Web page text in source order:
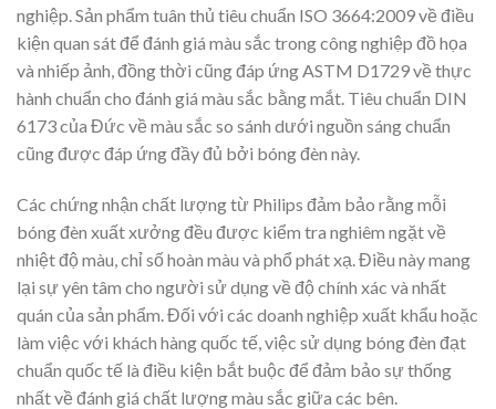
nghiệp. Sản phẩm tuân thủ tiêu chuẩn ISO 3664:2009 về điều
kiện quan sát để đánh giá màu sắc trong công nghiệp đồ họa
và nhiếp ảnh, đồng thời cũng đáp ứng ASTM D1729 về thực
hành chuẩn cho đánh giá màu sắc bằng mắt. Tiêu chuẩn DIN
6173 của Đức về màu sắc so sánh dưới nguồn sáng chuẩn
cũng được đáp ứng đầy đủ bởi bóng đèn này.
Các chứng nhận chất lượng từ Philips đảm bảo rằng mỗi
bóng đèn xuất xưởng đều được kiểm tra nghiêm ngặt về
nhiệt độ màu, chỉ số hoàn màu và phổ phát xạ. Điều này mang
lại sự yên tâm cho người sử dụng về độ chính xác và nhất
quán của sản phẩm. Đối với các doanh nghiệp xuất khẩu hoặc
làm việc với khách hàng quốc tế, việc sử dụng bóng đèn đạt
chuẩn quốc tế là điều kiện bắt buộc để đảm bảo sự thống
nhất về đánh giá chất lượng màu sắc giữa các bên.